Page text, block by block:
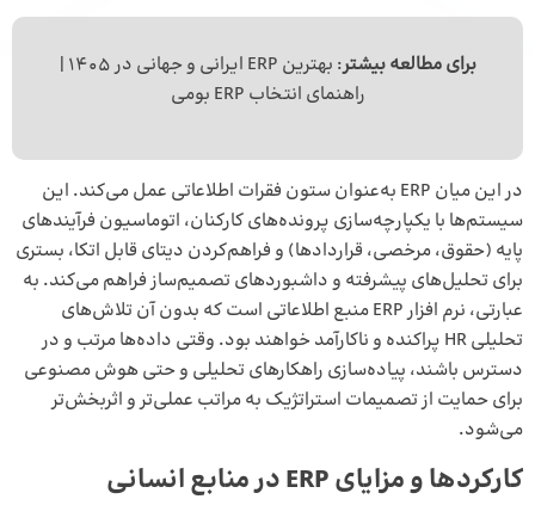
برای مطالعه بیشتر: بهترین ERP ایرانی
و جهانی در 1405 |
راهنمای انتخاب ERP بومی
در این میان ERP به‌عنوان ستون فقرات اطلاعاتی عمل می‌کند. این
سیستم‌ها با یکپارچه‌سازی پرونده‌های کارکنان، اتوماسیون فرآیندهای
پایه (حقوق، مرخصی، قراردادها) و فراهم‌کردن دیتای قابل اتکا، بستری
برای تحلیل‌های پیشرفته و داشبوردهای تصمیم‌ساز فراهم می‌کند. به
عبارتی، نرم افزار ERP
منبع اطلاعاتی است که بدون آن تلاش‌های
تحلیلی HR پراکنده و ناکارآمد خواهند بود. وقتی داده‌ها مرتب و در
دسترس باشند، پیاده‌سازی راهکارهای تحلیلی و حتی هوش مصنوعی
برای حمایت از تصمیمات استراتژیک به مراتب عملی‌تر و اثربخش‌تر
می‌شود.
کارکردها و مزایای ERP در منابع انسانی